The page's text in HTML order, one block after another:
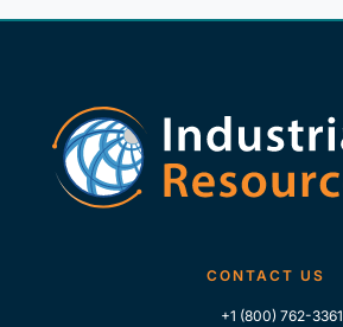
CONTACT US
+1 (800) 762-3361